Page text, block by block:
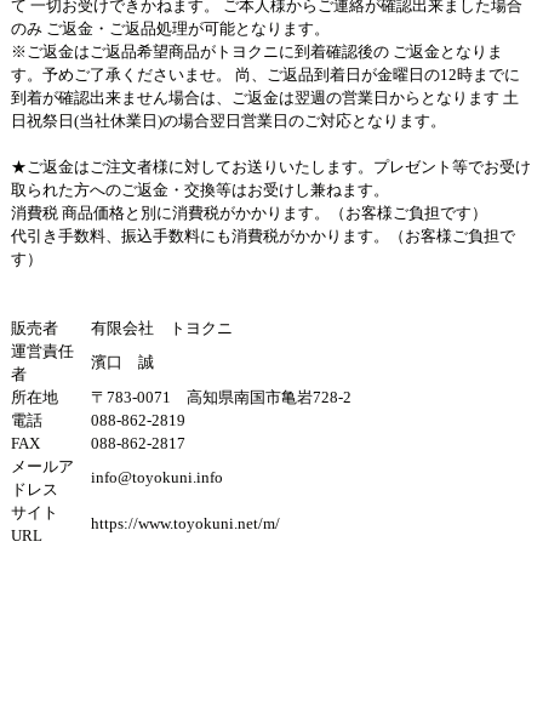
て 一切お受けできかねます。 ご本人様からご連絡が確認出来ました場合
のみ ご返金・ご返品処理が可能となります。
※ご返金はご返品希望商品がトヨクニに到着確認後の ご返金となりま
す。予めご了承くださいませ。 尚、ご返品到着日が金曜日の12時までに
到着が確認出来ません場合は、ご返金は翌週の営業日からとなります 土
日祝祭日(当社休業日)の場合翌日営業日のご対応となります。
★ご返金はご注文者様に対してお送りいたします。プレゼント等でお受け
取られた方へのご返金・交換等はお受けし兼ねます。
消費税 商品価格と別に消費税がかかります。（お客様ご負担です）
代引き手数料、振込手数料にも消費税がかかります。（お客様ご負担で
す）
販売者
有限会社 トヨクニ
運営責任
者
濱口 誠
所在地
〒783-0071 高知県南国市亀岩728-2
電話
088-862-2819
FAX
088-862-2817
メールア
ドレス
info@toyokuni.info
サイト
URL
https://www.toyokuni.net/m/